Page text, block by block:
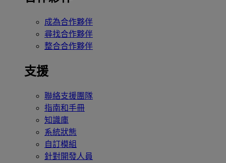
成為合作夥伴
尋找合作夥伴
整合合作夥伴
支援
聯絡支援團隊
指南和手冊
知識庫
系統狀態
自訂模組
針對開發人員